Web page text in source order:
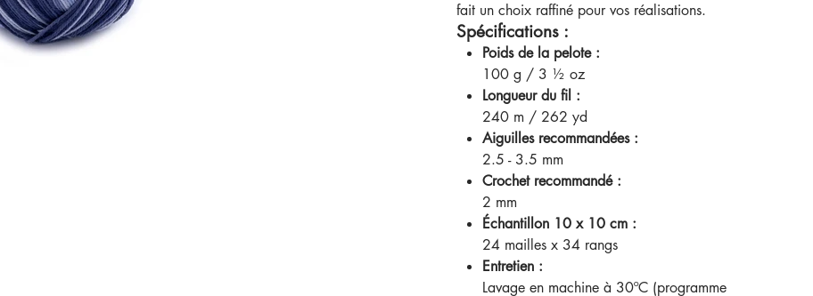
fait un choix raffiné pour vos réalisations.
Spécifications :
Poids de la pelote :
100 g / 3 ½ oz
Longueur du fil :
240 m / 262 yd
Aiguilles recommandées :
2.5 - 3.5 mm
Crochet recommandé :
2 mm
Échantillon 10 x 10 cm :
24 mailles x 34 rangs
Entretien :
Lavage en machine à 30ºC (programme